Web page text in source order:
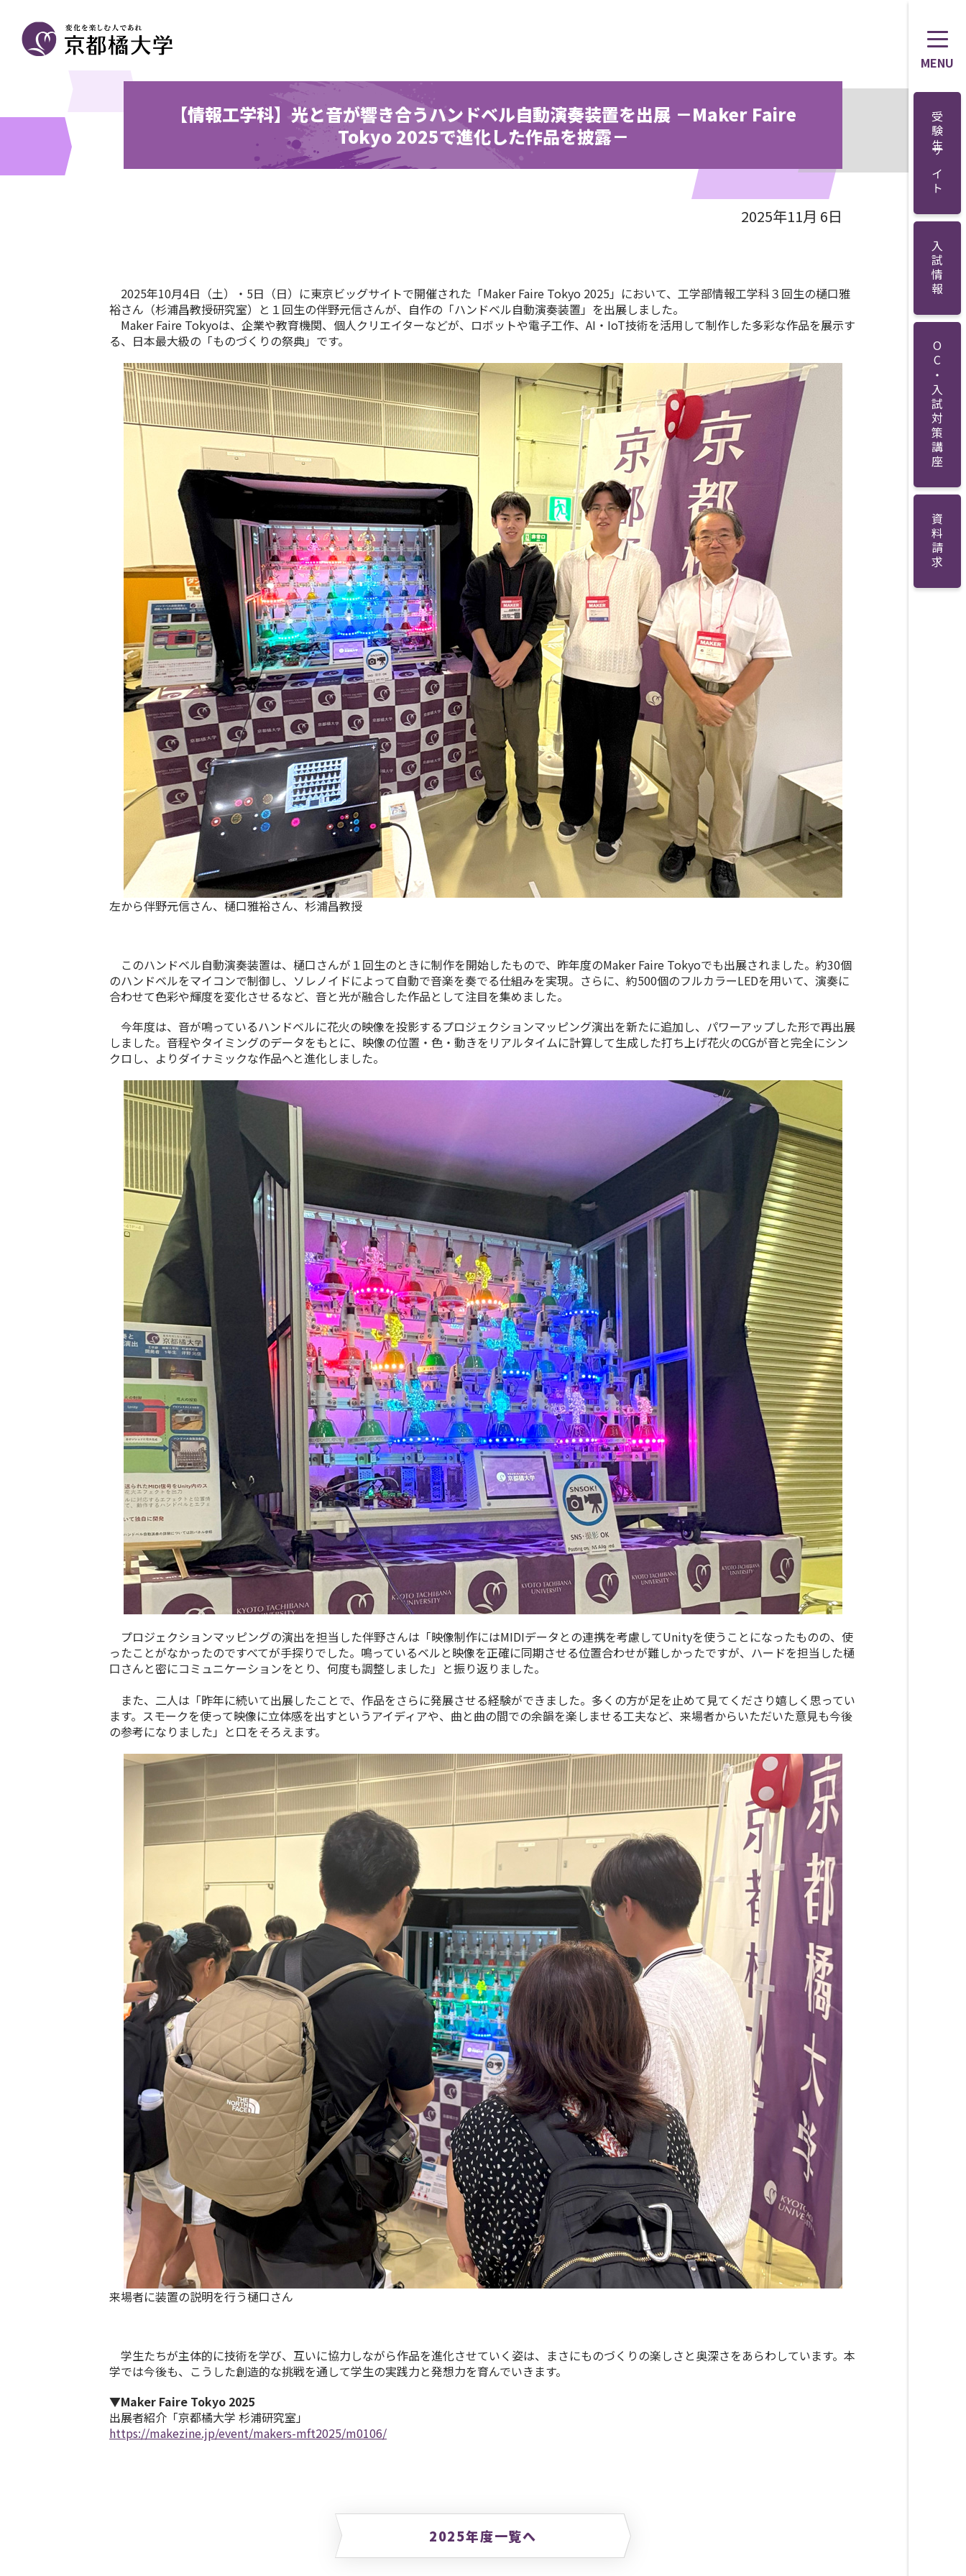
MENU
受験生サイト
入試情報
OC・入試対策講座
資料請求
【情報工学科】光と音が響き合うハンドベル自動演奏装置を出展 －Maker Faire
Tokyo 2025で進化した作品を披露－
2025年11月 6日
2025年10月4日（土）・ 5日（日）に東京ビッグサイトで開催された「Maker Faire Tokyo 2025」において、工学部情報工学科３回生の樋口雅
裕さん（杉浦昌教授研究室）と１回生の伴野元信さんが、自作の「ハンドベル自動演奏装置」を出展しました。
Maker Faire Tokyoは、企業や教育機関、個人クリエイターなどが、ロボットや電子工作、 AI ・ IoT技術を活用して制作した多彩な作品を展示す
る、日本最大級の「ものづくりの祭典」です。
左から伴野元信さん、樋口雅裕さん、杉浦昌教授
このハンドベル自動演奏装置は、樋口さんが１回生のときに制作を開始したもので、昨年度のMaker Faire Tokyoでも出展されました。約30個
のハンドベルをマイコンで制御し、ソレノイドによって自動で音楽を奏でる仕組みを実現。さらに、約500個のフルカラーLEDを用いて、演奏に
合わせて色彩や輝度を変化させるなど、音と光が融合した作品として注目を集めました。
今年度は、音が鳴っているハンドベルに花火の映像を投影するプロジェクションマッピング演出を新たに追加し、パワーアップした形で再出展
しました。音程やタイミングのデータをもとに、映像の位置・色・動きをリアルタイムに計算して生成した打ち上げ花火のCGが音と完全にシン
クロし、よりダイナミックな作品へと進化しました。
プロジェクションマッピングの演出を担当した伴野さんは「映像制作にはMIDIデータとの連携を考慮してUnityを使うことになったものの、使
ったことがなかったのですべてが手探りでした。鳴っているベルと映像を正確に同期させる位置合わせが難しかったですが、ハードを担当した樋
口さんと密にコミュニケーションをとり、何度も調整しました」と振り返りました。
また、二人は「昨年に続いて出展したことで、作品をさらに発展させる経験ができました。多くの方が足を止めて見てくださり嬉しく思ってい
ます。スモークを使って映像に立体感を出すというアイディアや、曲と曲の間での余韻を楽しませる工夫など、来場者からいただいた意見も今後
の参考になりました」と口をそろえます。
来場者に装置の説明を行う樋口さん
学生たちが主体的に技術を学び、互いに協力しながら作品を進化させていく姿は、まさにものづくりの楽しさと奥深さをあらわしています。本
学では今後も、こうした創造的な挑戦を通して学生の実践力と発想力を育んでいきます。
▼Maker Faire Tokyo 2025
出展者紹介「京都橘大学 杉浦研究室」
https://makezine.jp/event/makers-mft2025/m0106/
2025年度一覧へ